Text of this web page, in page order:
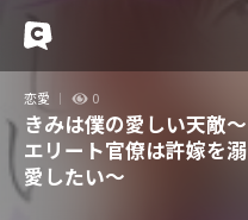
恋愛 0
きみは僕の愛しい天敵～
エリート官僚は許嫁を溺
愛したい～